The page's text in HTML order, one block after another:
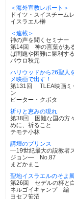
＜海外宣教レポート＞
ドイツ・スイスチーム
イスラエル榊
＜連載＞
神の声を聞くセミナー
第14回 神の言葉があ
ば問題や困難に勝利する
パウロ秋元
ハリウッドから26聖人
メ映画で出す！
第131回 TLEA映画ミ
ン
ピーター・クボタ
祈りと恵みの現れ
第38回 困難な国の方
めに、祈ること
テモテ小林
講壇のプリンス
―19世紀最大の説教者
ジョン― No.87
まどかまこ
聖地イスラエルのそよ
第26回 セデルの杯と
ネルゴイキャンプ 編
ヨセフ笹沼